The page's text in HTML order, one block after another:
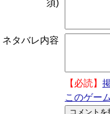
須)
ネタバレ内容
【必読】
このゲー